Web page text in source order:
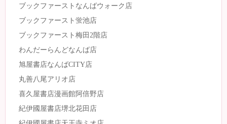
ブックファーストなんばウォーク店
ブックファースト蛍池店
ブックファースト梅田2階店
わんだーらんどなんば店
旭屋書店なんばCITY店
丸善八尾アリオ店
喜久屋書店漫画館阿倍野店
紀伊國屋書店堺北花田店